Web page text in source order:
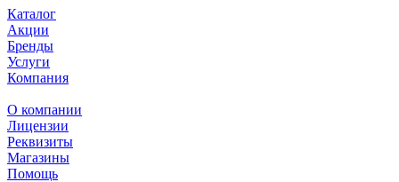
Каталог
Акции
Бренды
Услуги
Компания
О компании
Лицензии
Реквизиты
Магазины
Помощь